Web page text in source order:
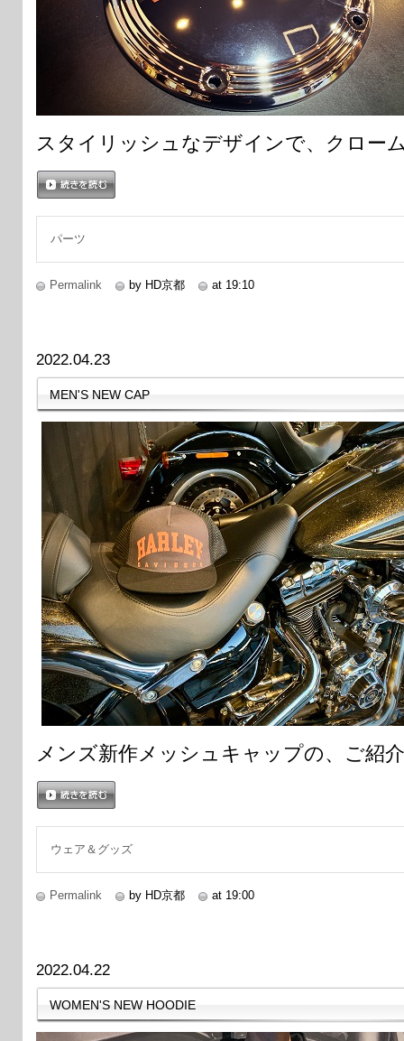
スタイリッシュなデザインで、クロー
パーツ
Permalink by HD京都 at 19:10
2022.04.23
MEN'S NEW CAP
メンズ新作メッシュキャップの、ご紹
ウェア＆グッズ
Permalink by HD京都 at 19:00
2022.04.22
WOMEN'S NEW HOODIE